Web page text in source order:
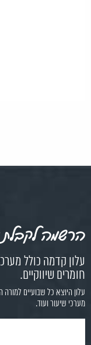
הרשמה לקבלת
עלון קדמה כולל
חומרים שיווקיים.
עלון היוצא כל שבועיים
מערכי שיעור ועוד.